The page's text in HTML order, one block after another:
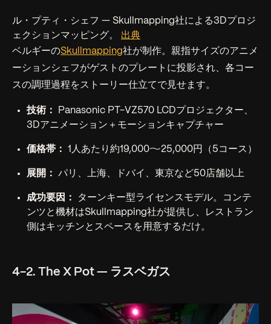
ル・プティ・シェフ — Skullmapping社による3Dプロジ
ェクションマッピング。 出典
ベルギーのSkullmapping社が制作。親指サイズのアニメ
ーションシェフがゲストのプレートに投影され、各コー
スの調理過程をストーリー仕立てで見せます。
技術：
Panasonic PT-VZ570 LCDプロジェクター、
3Dアニメーション＋モーションキャプチャー
価格帯： 1人あたり約19,000〜25,000円（5コース）
展開： パリ、上海、ドバイ、東京など50店舗以上
成功要因：
ターンキー型ライセンスモデル。コンテ
ンツと機材はSkullmapping社が提供し、レストラン
側はキッチンとスペースを用意するだけ。
4-2. The X Pot — ラスベガス